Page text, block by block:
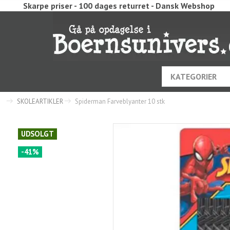
Skarpe priser - 100 dages returret - Dansk Webshop
KATEGORIER
SKOLEARTIKLER Spiderman Farveblyanter 10 stk
UDSOLGT
-41%